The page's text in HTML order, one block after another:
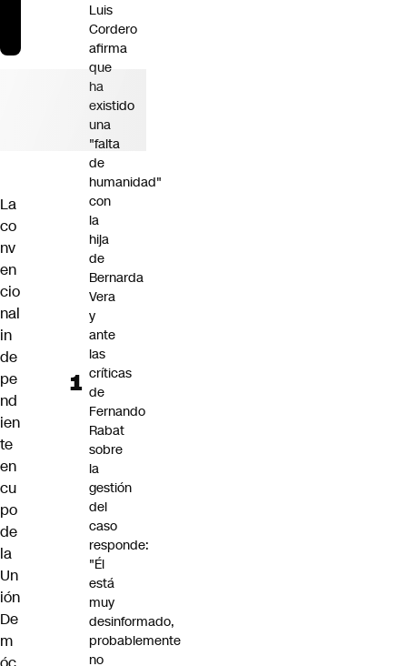
La
co
nv
en
cio
nal
in
de
pe
nd
ien
te
en
cu
po
de
la
Un
ión
De
m
Luis
Cordero
afirma
que
ha
existido
una
"falta
de
humanidad"
con
la
hija
de
Bernarda
Vera
y
ante
las
críticas
de
Fernando
Rabat
sobre
la
gestión
del
caso
responde:
"Él
está
muy
desinformado,
probablemente
no